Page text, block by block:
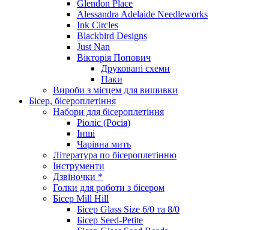
Glendon Place
Alessandra Adelaide Needleworks
Ink Circles
Blackbird Designs
Just Nan
Вікторія Попович
Друковані схеми
Паки
Вироби з місцем для вишивки
Бісер, бісероплетіння
Набори для бісероплетіння
Ріоліс (Росія)
Інші
Чарівна мить
Література по бісероплетінню
Інструменти
Дзвіночки *
Голки для роботи з бісером
Бісер Mill Hill
Бісер Glass Size 6/0 та 8/0
Бісер Seed-Petite